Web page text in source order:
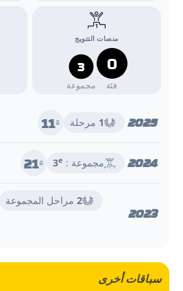
منصات التتويج
0
فئة
3
مجموعة
2025
1 مرحلة 11e
2024 مجموعة : 3e
21e
2023
2 مراحل المجموعة
سباقات أخرى